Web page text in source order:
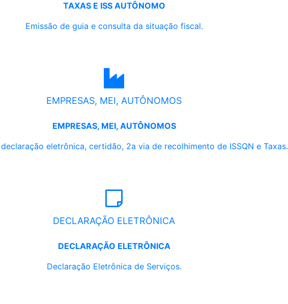
TAXAS E ISS AUTÔNOMO
Emissão de guia e consulta da situação fiscal.
EMPRESAS, MEI, AUTÔNOMOS
EMPRESAS, MEI, AUTÔNOMOS
eletrônica, certidão, 2a via de recolhimento de ISSQN e Taxas.
DECLARAÇÃO ELETRÔNICA
DECLARAÇÃO ELETRÔNICA
Declaração Eletrônica de Serviços.